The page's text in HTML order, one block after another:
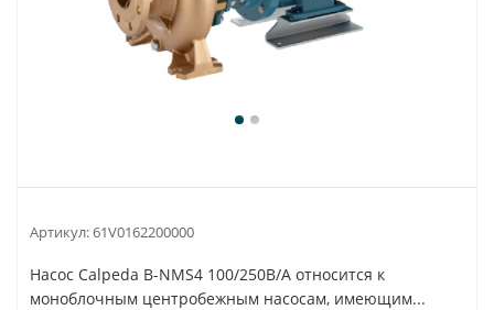
Артикул:61V0162200000
Насос Calpeda B-NMS4 100/250B/A относится к
моноблочным центробежным насосам, имеющим...